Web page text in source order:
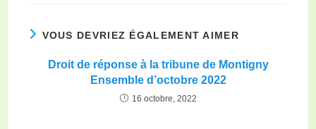
VOUS DEVRIEZ ÉGALEMENT AIMER
Droit de réponse à la tribune de Montigny
Ensemble d’octobre 2022
16 octobre, 2022